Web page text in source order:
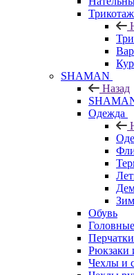
SHAMAN
Назад
Одежда
Обувь
Рюкзаки
Чехлы и